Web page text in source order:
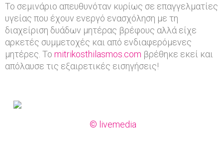
ν
τ
ε
ο
α
Το σεμινάριο απευθυνόταν κυρίως σε επαγγελματίες
υγείας που έχουν ενεργό ενασχόληση με τη
διαχείριση δυάδων μητέρας βρέφους αλλά είχε
αρκετές συμμετοχές και από ενδιαφερόμενες
μητέρες. Το mitrikosthilasmos.com βρέθηκε εκεί και
απόλαυσε τις εξαιρετικές εισηγήσεις!
© livemedia